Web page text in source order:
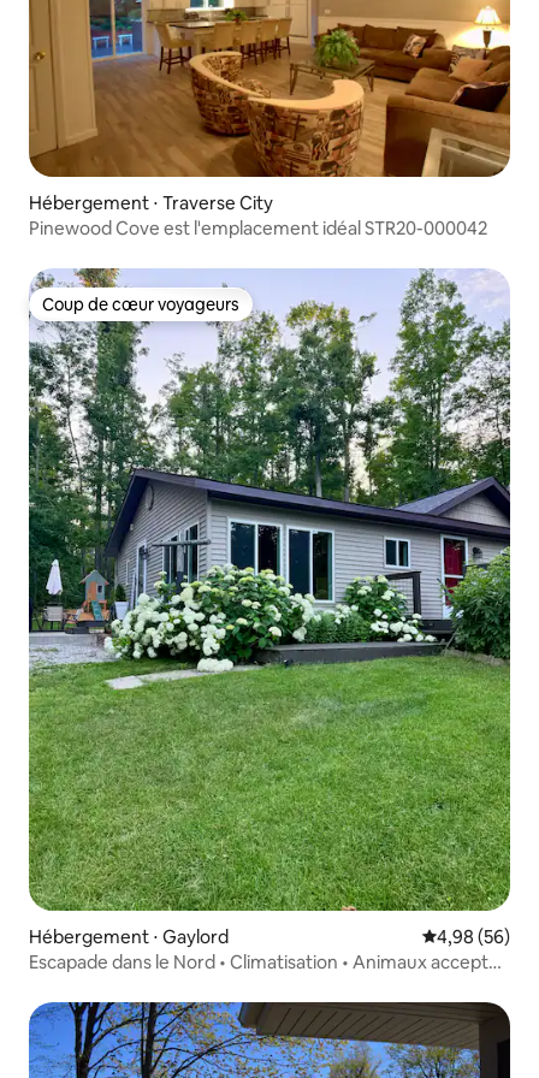
Hébergement ⋅ Traverse City
Pinewood Cove est l'emplacement idéal STR20-000042
Coup de cœur voyageurs
Coup de cœur voyageurs
Hébergement ⋅ Gaylord Évaluation
4,98 (56)
Escapade dans le Nord • Climatisation • Animaux acceptés